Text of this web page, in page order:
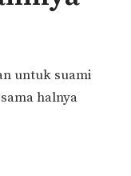
untuk suami
halnya